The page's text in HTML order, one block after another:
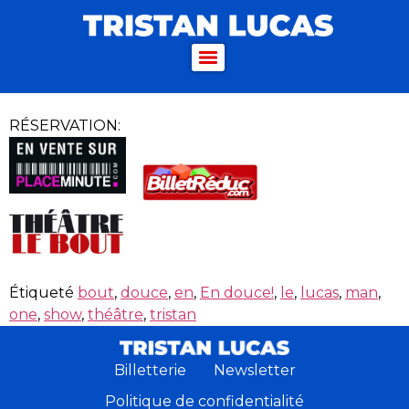
RÉSERVATION:
Étiqueté bout, douce, en, En douce!, le, lucas, man,
one, show, théâtre, tristan
Billetterie
Newsletter
Politique de confidentialité